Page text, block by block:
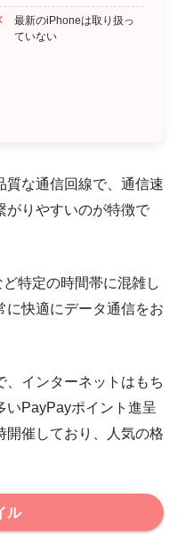
最新のiPhoneは取り扱っ
ていない
質な通信回線で、通信速
がりやすいのが特徴で
特定の時間帯に混雑し
に快適にデータ通信をお
、インターネットはもち
いPayPayポイント進呈
開催しており、人気の格
ル